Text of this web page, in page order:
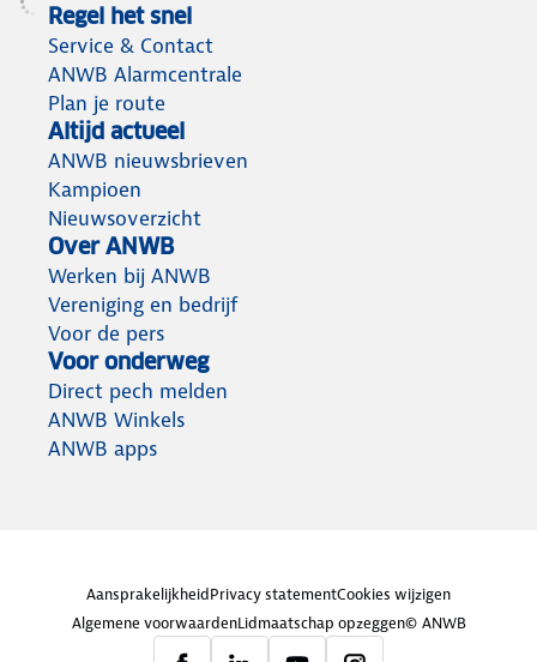
Regel het snel
Service & Contact
ANWB Alarmcentrale
Plan je route
Altijd actueel
ANWB nieuwsbrieven
Kampioen
Nieuwsoverzicht
Over ANWB
Werken bij ANWB
Vereniging en bedrijf
Voor de pers
Voor onderweg
Direct pech melden
ANWB Winkels
ANWB apps
AansprakelijkheidPrivacy statementCookies wijzigen
Algemene voorwaardenLidmaatschap opzeggen© ANWB